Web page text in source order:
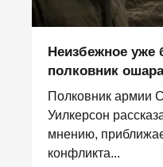
Неизбежное уже
полковник
Полковник армии
Уилкерсон
мнению,
конфликта...